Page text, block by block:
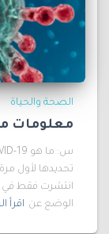
الصحة والحياة
معلومات
تحديدها لأول
الوضع عن اقرأ